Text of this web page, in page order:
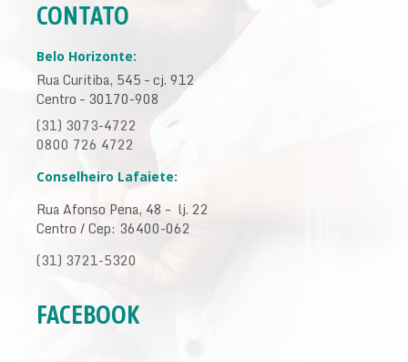
CONTATO
Belo Horizonte:
Rua Curitiba, 545 – cj. 912
Centro – 30170-908
(31) 3073-4722
0800 726 4722
Conselheiro Lafaiete:
Rua Afonso Pena, 48 – lj. 22
Centro / Cep: 36400-062
(31) 3721-5320
FACEBOOK